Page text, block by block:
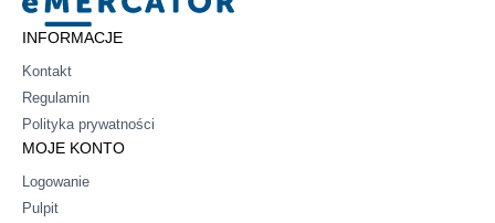
INFORMACJE
Kontakt
Regulamin
Polityka prywatności
MOJE KONTO
Logowanie
Pulpit